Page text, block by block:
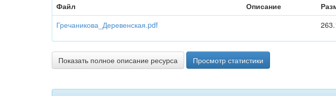
Файл
Описание
Гречаникова_Деревенская.pdf
Показать полное описание ресурса Просмотр статистики